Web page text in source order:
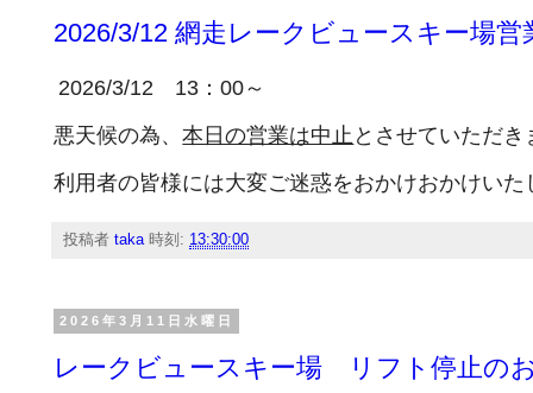
2026/3/12 網走レークビュースキー場
2026/3/12 13：00～
悪天候の為、本日の営業は中止 とさせていただき
利用者の皆様には大変ご迷惑をおかけおかけいた
投稿者taka 時刻: 13:30:00
2026年3月11日水曜日
レークビュースキー場 リフト停止の